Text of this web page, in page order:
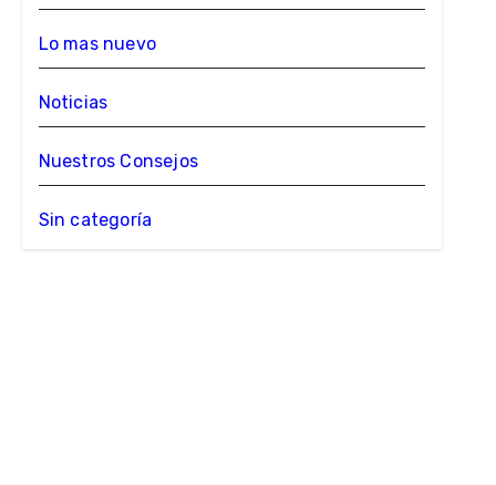
Lo mas nuevo
Noticias
Nuestros Consejos
Sin categoría